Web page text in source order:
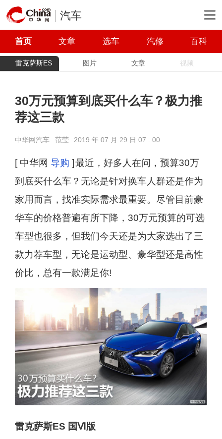
汽车
首页 文章 选车 汽修 百科
雷克萨斯ES 图片 文章 视频
30万元预算到底买什么车？极力推
荐这三款
中华网汽车 范莹 2019 年 07 月 29 日 07 : 00
[ 中华网 导购 ] 最近，好多人在问，预算30万
到底买什么车？无论是针对换车人群还是作为
家用而言，找准实际需求最重要。尽管目前豪
华车的价格普遍有所下降，30万元预算的可选
车型也很多，但我们今天还是为大家选出了三
款力荐车型，无论是运动型、豪华型还是高性
价比，总有一款满足你!
雷克萨斯ES 国Ⅵ版